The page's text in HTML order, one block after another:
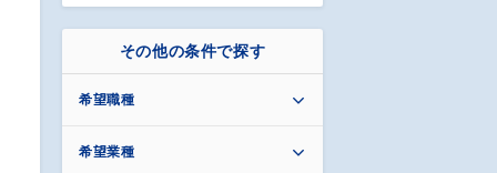
その他の条件で探す
希望職種
希望業種